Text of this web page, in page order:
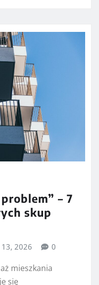
– 7
skup
2026 0
mieszkania
się